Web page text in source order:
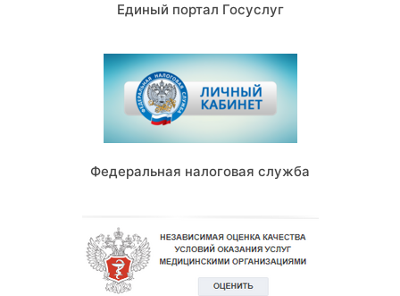
Единый портал Госуслуг
Федеральная налоговая служба